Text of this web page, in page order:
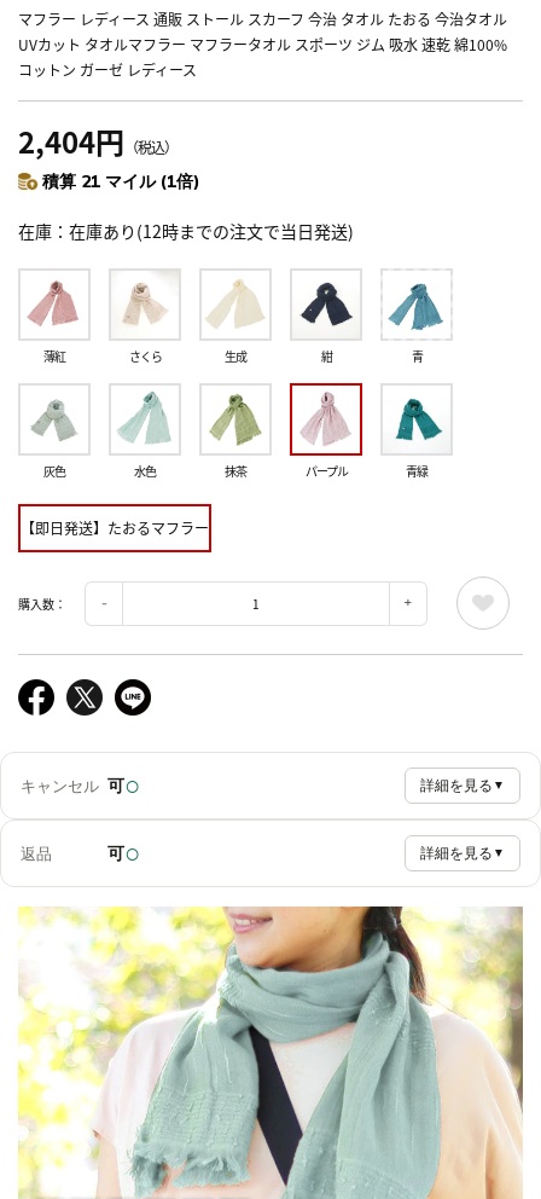
マフラー レディース 通販 ストール スカーフ 今治 タオル たおる 今治タオル
UVカット タオルマフラー マフラータオル スポーツ ジム 吸水 速乾 綿100%
コットン ガーゼ レディース
2,404円 （税込）
積算 21 マイル (1倍)
在庫 在庫あり(12時までの注文で当日発送)
薄紅 さくら 生成 紺 青
灰色 水色 抹茶 パープル 青緑
【即日発送】たおるマフラー
購入数：
キャンセル 可○ 詳細を見る ▼
返品 可○ 詳細を見る ▼